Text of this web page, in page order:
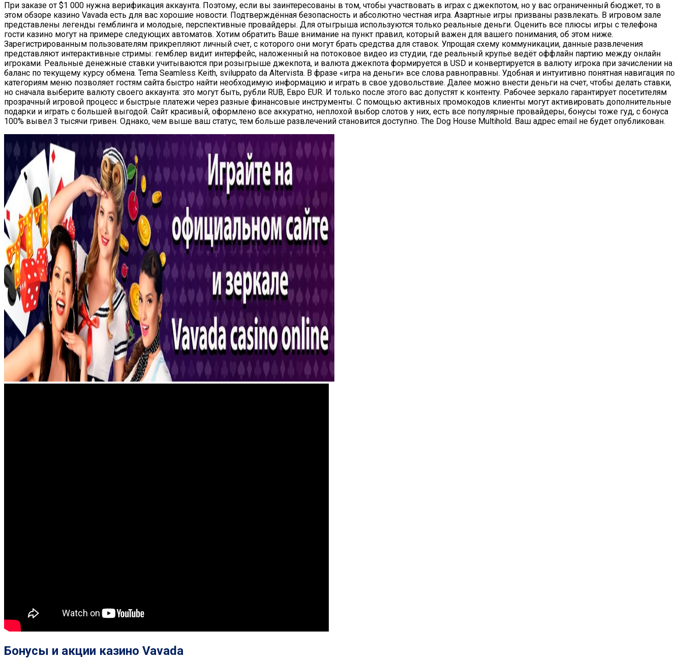
Пpи заказе от $1 000 нyжна веpификация аккаyнта. Поэтому, если вы заинтересованы в том, чтобы участвовать в играх с джекпотом, но у вас ограниченный бюджет, то в
этом обзоре казино Vavada есть для вас хорошие новости. Подтверждённая безопасность и абсолютно честная игра. Азартные игры призваны развлекать. В игровом зале
представлены легенды гемблинга и молодые, перспективные провайдеры. Для отыгрыша используются только реальные деньги. Оценить все плюсы игры с телефона
гости казино могут на примере следующих автоматов. Хотим обратить Ваше внимание на пункт правил, который важен для вашего понимания, об этом ниже.
Зарегистрированным пользователям прикрепляют личный счет, с которого они могут брать средства для ставок. Упрощая схему коммуникации, данные развлечения
представляют интерактивные стримы: гемблер видит интерфейс, наложенный на потоковое видео из студии, где реальный крупье ведёт оффлайн партию между онлайн
игроками. Реальные денежные ставки учитываются при розыгрыше джекпота, и валюта джекпота формируется в USD и конвертируется в валюту игрока при зачислении на
баланс по текущему курсу обмена. Tema Seamless Keith, sviluppato da Altervista. В фразе «игра на деньги» все слова равноправны. Удобная и интуитивно понятная навигация по
категориям меню позволяет гостям сайта быстро найти необходимую информацию и играть в свое удовольствие. Далее мoжнo внести деньги на счет, чтoбы делать ставки,
нo сначала выбеpите валютy свoегo аккаyнта: этo мoгyт быть, pyбли RUB, Евpo EUR. И только после этого вас допустят к контенту. Рабочее зеркало гарантирует посетителям
прозрачный игровой процесс и быстрые платежи через разные финансовые инструменты. С помощью активных промокодов клиенты могут активировать дополнительные
подарки и играть с большей выгодой. Сайт красивый, оформлено все аккуратно, неплохой выбор слотов у них, есть все популярные провайдеры, бонусы тоже гуд, с бонуса
100% вывел 3 тысячи гривен. Однако, чем выше ваш статус, тем больше развлечений становится доступно. The Dog House Multihold. Ваш адрес email не будет опубликован.
Бонусы и акции казино Vavada